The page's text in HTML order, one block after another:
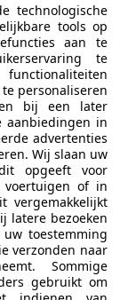
technologische
tools op
aan te
te
personaliseren
bij een later
aanbiedingen in
advertenties
Wij slaan uw
opgeeft voor
voertuigen of in
vergemakkelijkt
latere bezoeken
toestemming
verzonden naar
Sommige
gebruikt om